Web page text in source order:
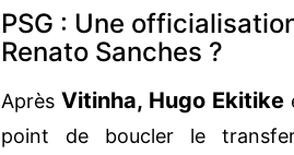
PSG : Une
Renato Sanches ?
AprèsVitinha, Hugo Ekitike
point de boucler le